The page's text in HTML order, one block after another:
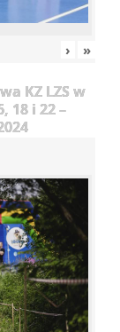
› »
KZ LZS w
18 i 22 –